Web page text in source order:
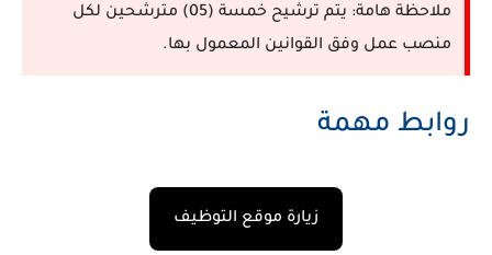
ملاحظة هامة:
يتم ترشيح خمسة (05) مترشحين لكل
منصب عمل وفق القوانين المعمول بها.
روابط مهمة
زيارة موقع التوظيف